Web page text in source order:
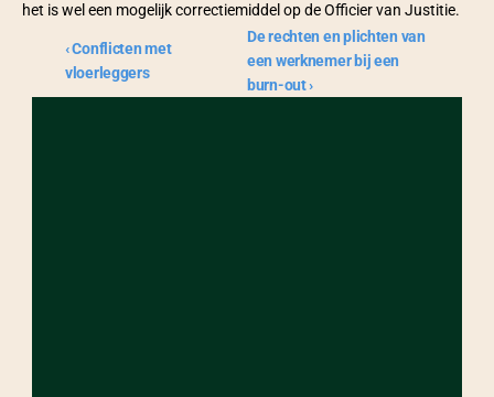
het is wel een mogelijk correctiemiddel op de Officier van Justitie.
‹ Conflicten met
vloerleggers
De rechten en plichten van
een werknemer bij een
burn-out ›